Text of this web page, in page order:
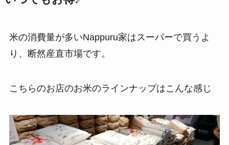
米の消費量が多いNappuru家はスーパーで買うよ
り、断然産直市場です。
こちらのお店のお米のラインナップはこんな感じ